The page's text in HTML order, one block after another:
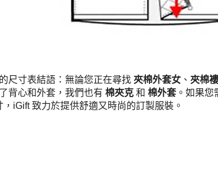
尺寸表結語：無論您正在尋找 夾棉外套女 、 夾棉褸
背心和外套，我們也有 棉夾克 和 棉外套 。如果
，iGift 致力於提供舒適又時尚的訂製服裝。